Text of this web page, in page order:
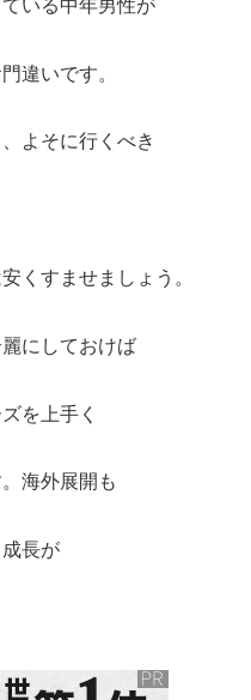
いる中年男性が
違いです。
よそに行くべき
くすませましょう。
にしておけば
を上手く
海外展開も
長が